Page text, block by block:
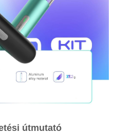
útmutató